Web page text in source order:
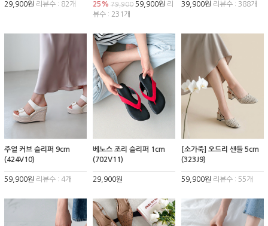
29,900원 리뷰수 : 82개 25% 79,90059,900원 리
뷰수 : 231개
39,900원 리뷰수 : 388개
주얼 커브 슬리퍼 9cm
(424V10)
59,900원 리뷰수 : 4개
베노스 조리 슬리퍼 1cm
(702V11)
29,900원
[소가죽] 오드리 샌들 5cm
(323J9)
59,900원 리뷰수 : 55개